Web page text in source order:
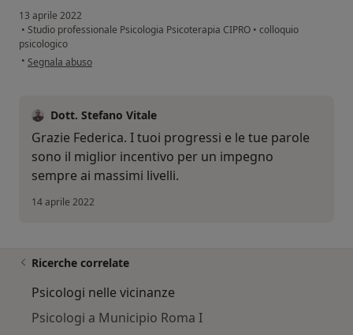
13 aprile 2022
• Studio professionale Psicologia Psicoterapia CIPRO • colloquio
psicologico
• secondo l'opinione dell'utente Federica Di Giulio
Segnala abuso
Dott. Stefano Vitale
Grazie Federica. I tuoi progressi e le tue parole
sono il miglior incentivo per un impegno
sempre ai massimi livelli.
14 aprile 2022
Ricerche correlate
Psicologi nelle vicinanze
Psicologi a Municipio Roma I